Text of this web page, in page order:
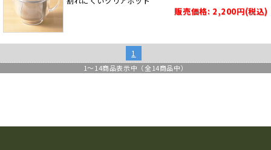
販売価格: 2,200円(税込)
1
1～ 14商品表示中（全 14商品中）